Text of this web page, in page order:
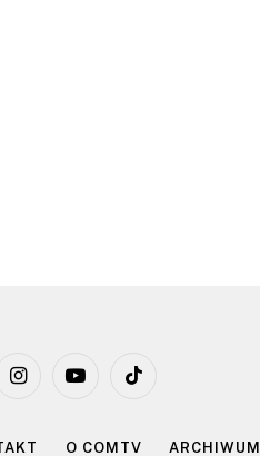
InstagramYouTubeTikTok
O COMTV ARCHIWUM